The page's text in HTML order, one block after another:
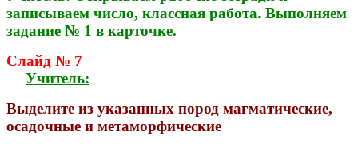
записываем число, классная работа. Выполняем
задание № 1 в карточке.
Слайд № 7
Учитель:
Выделите из указанных пород магматические,
осадочные и метаморфические